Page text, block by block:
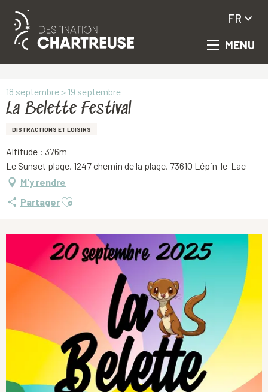
Aller
principal
MENU
FR
18 septembre > 19 septembre
La Belette Festival
DISTRACTIONS ET LOISIRS
Altitude : 376m
Le Sunset plage, 1247 chemin de la plage, 73610 Lépin-le-Lac
M'y rendre
PartagerAjouter aux favoris